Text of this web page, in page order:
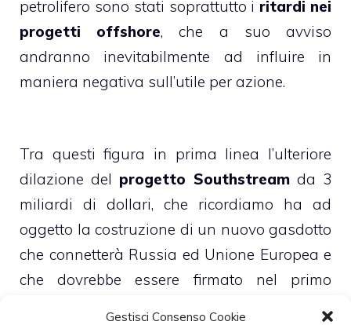
Gestisci Consenso Cookie
petrolifero sono stati soprattutto i ritardi nei
progetti offshore, che a suo avviso
andranno inevitabilmente ad influire in
maniera negativa sull’utile per azione.
Tra questi figura in prima linea l’ulteriore
dilazione del progetto Southstreamda 3
miliardi di dollari, che ricordiamo ha ad
oggetto la costruzione di un nuovo gasdotto
che connetterà Russia ed Unione Europea e
che dovrebbe essere firmato nel primo